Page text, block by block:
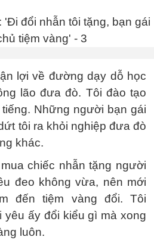
lợi về đường dạy dỗ học
lão đưa đò. Tôi đào tạo
Những người bạn gái
tôi ra khỏi nghiệp đưa đò
khác.
chiếc nhẫn tặng người
đeo không vừa, nên mới
đến tiệm vàng đổi. Tôi
yêu ấy đổi kiểu gì mà xong
luôn.